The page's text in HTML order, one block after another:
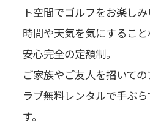
ト空間でゴルフをお楽しみ
時間や天気を気にすること
安心完全の定額制。
ご家族やご友人を招いて
ラブ無料レンタルで手ぶ
す。